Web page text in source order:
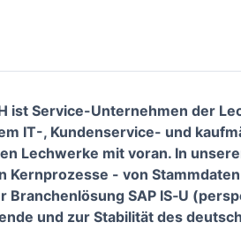
ist Service-Unternehmen der
IT-, Kundenservice- und
Lechwerke mit voran. In
Kernprozesse - von
SAP IS‑U
und zur Stabilität des